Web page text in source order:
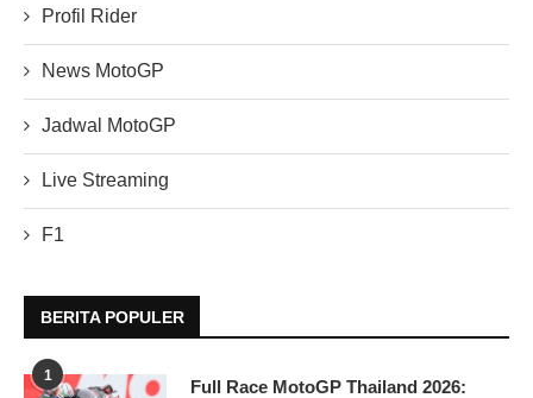
Profil Rider
News MotoGP
Jadwal MotoGP
Live Streaming
F1
BERITA POPULER
1
Full Race MotoGP Thailand 2026: